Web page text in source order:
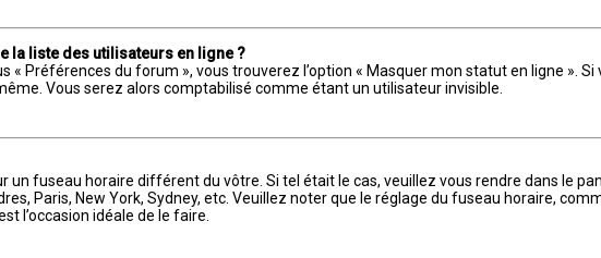
la liste des utilisateurs en ligne ?
« Préférences du forum », vous trouverez l’option « Masquer mon statut en ligne ».
Vous serez alors comptabilisé comme étant un utilisateur invisible.
un fuseau horaire différent du vôtre. Si tel était le cas, veuillez vous rendre dans le
Paris, New York, Sydney, etc. Veuillez noter que le réglage du fuseau horaire,
l’occasion idéale de le faire.